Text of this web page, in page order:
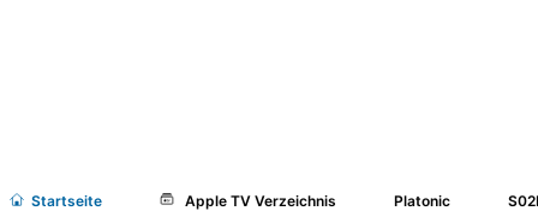
Startseite Apple TV Verzeichnis Platonic